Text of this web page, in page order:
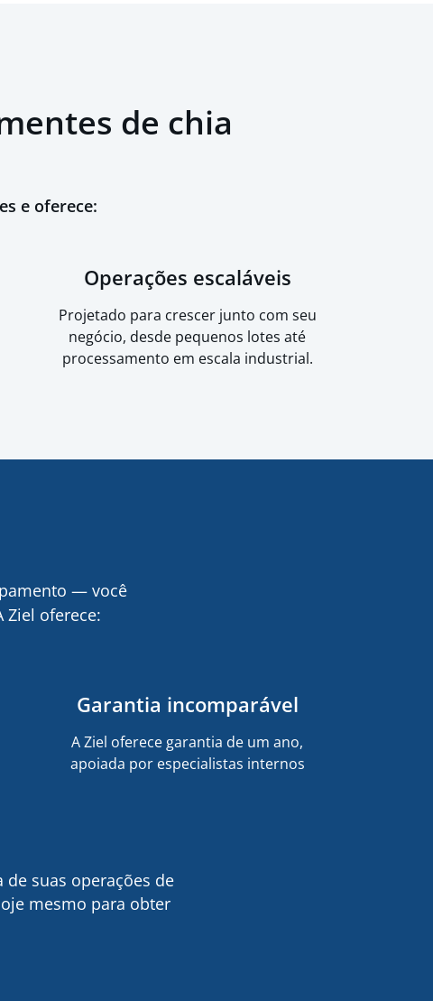
de chia
e oferece:
Operações escaláveis
Projetado para crescer junto com seu
negócio, desde pequenos lotes até
processamento em escala industrial.
— você
Ziel oferece:
Garantia incomparável
A Ziel oferece garantia de um ano,
apoiada por especialistas internos
suas operações de
mesmo para obter